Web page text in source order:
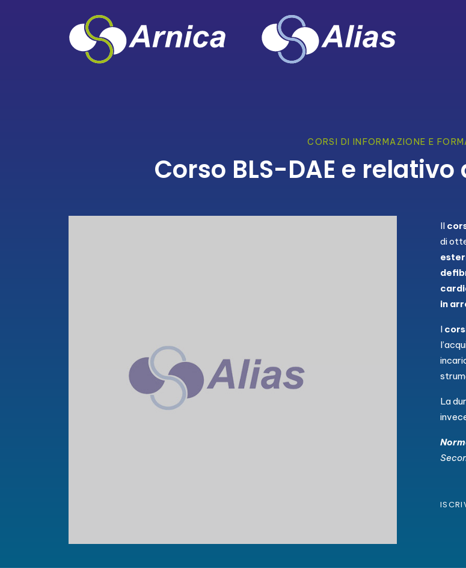
CORSI DI INFORMAZIONE E
Corso BLS-DAE e
Il
di
in
I
La